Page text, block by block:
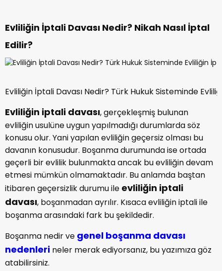
Evliliğin İptali Davası Nedir? Nikah Nasıl İptal
Edilir?
Evliliğin İptali Davası Nedir? Türk Hukuk Sisteminde
Evliliğin iptali davası, gerçekleşmiş bulunan
evliliğin usulüne uygun yapılmadığı durumlarda söz
konusu olur. Yani yapılan evliliğin geçersiz olması bu
davanın konusudur. Boşanma durumunda ise ortada
geçerli bir evlilik bulunmakta ancak bu evliliğin devam
etmesi mümkün olmamaktadır. Bu anlamda baştan
itibaren geçersizlik durumu ile evliliğin iptali
davası, boşanmadan ayrılır. Kısaca evliliğin iptali ile
boşanma arasındaki fark bu şekildedir.
Boşanma nedir ve genel boşanma davası
nedenleri neler merak ediyorsanız, bu yazımıza göz
atabilirsiniz.